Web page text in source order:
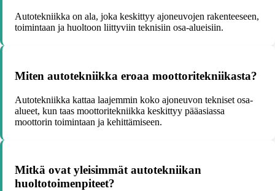
Autotekniikka on ala, joka keskittyy ajoneuvojen rakenteeseen,
toimintaan ja huoltoon liittyviin teknisiin osa-alueisiin.
Miten autotekniikka eroaa moottoritekniikasta?
Autotekniikka kattaa laajemmin koko ajoneuvon tekniset osa-
alueet, kun taas moottoritekniikka keskittyy pääasiassa
moottorin toimintaan ja kehittämiseen.
Mitkä ovat yleisimmät autotekniikan
huoltotoimenpiteet?